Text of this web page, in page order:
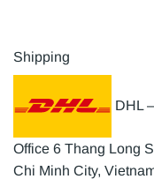
Shipping
DHL
Office 6 Thang Long
Chi Minh City,